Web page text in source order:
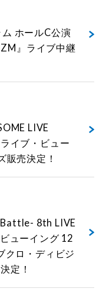
ホールC公演
』ライブ中継
LIVE
イブ・ビュー
販売決定！
Battle- 8th LIVE
ューイング 12
クロ・ディビジ
定！